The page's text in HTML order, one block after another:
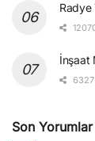
Radye
İnşaat
6327
Son Yorumlar